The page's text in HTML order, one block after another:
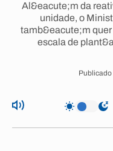
Al&eacute;m da
unidade, o
tamb&eacute;m
escala de